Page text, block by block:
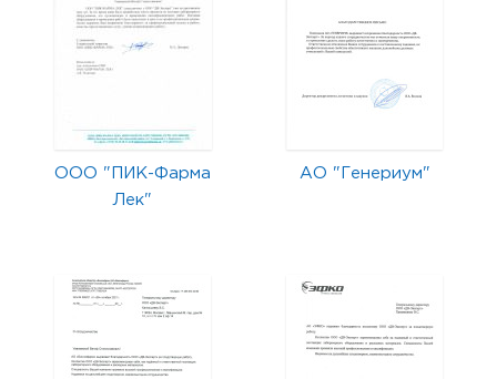
ООО "ПИК-Фарма
Лек"
АО "Генериум"